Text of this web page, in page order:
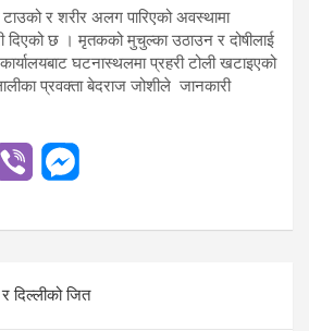
र शरीर अलग पारिएको अवस्थामा
दिएको छ । मृतकको मुचुल्का उठाउन र दोषीलाई
घटनास्थलमा प्रहरी टोली खटाइएको
प्रवक्ता बेदराज जोशीले जानकारी
दिल्लीको जित